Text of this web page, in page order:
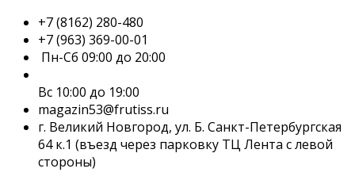
+7 (8162) 280-480
+7 (963) 369-00-01
Пн-Сб 09:00 до 20:00
Вс 10:00 до 19:00
magazin53@frutiss.ru
г. Великий Новгород, ул. Б. Санкт-Петербургская
64 к.1 (въезд через парковку ТЦ Лента с левой
стороны)